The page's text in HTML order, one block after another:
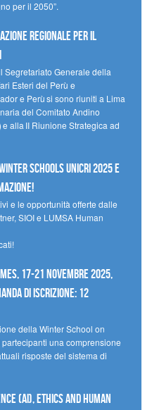
per il 2050”.
regionale per il
Segretariato Generale della
Esteri del Perù e
e Perù si sono riuniti a Lima
del Comitato Andino
alla II Riunione Strategica ad
Schools UNICRI 2025 e
e le opportunità offerte dalle
SIOI e LUMSA Human
17-21 novembre 2025,
di iscrizione: 12
della Winter School on
una comprensione
risposte del sistema di
(AI), Ethics and Human